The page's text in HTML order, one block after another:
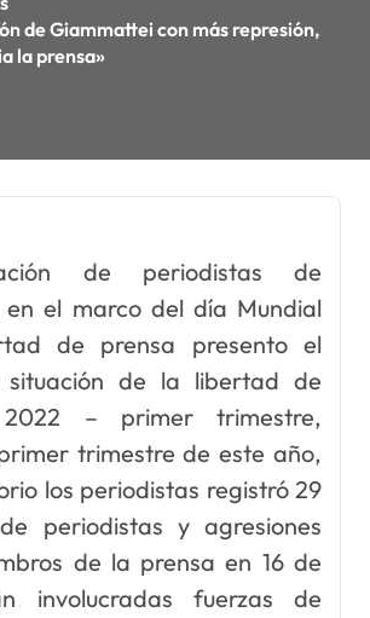
de Giammattei con más represión,
la prensa»
de periodistas de
en el marco del día Mundial
de prensa presento el
situación de la libertad de
2022 – primer trimestre,
trimestre de este año,
los periodistas registró 29
periodistas y agresiones
de la prensa en 16 de
involucradas fuerzas de